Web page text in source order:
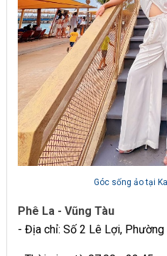
Góc sống ảo tại
Phê La - Vũng Tàu
- Địa chỉ: Số 2 Lê Lợi, Phường